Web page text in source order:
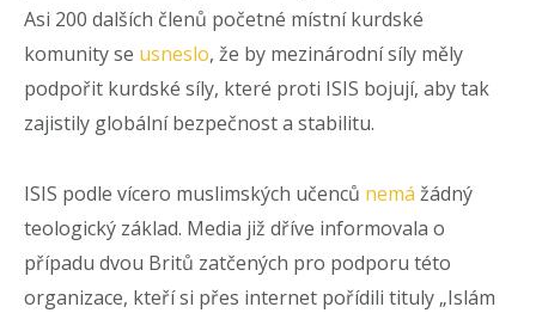
Asi 200 dalších členů početné místní kurdské
komunity se usneslo, že by mezinárodní síly měly
podpořit kurdské síly, které proti ISIS bojují, aby tak
zajistily globální bezpečnost a stabilitu.
ISIS podle vícero muslimských učenců nemá žádný
teologický základ. Media již dříve informovala o
případu dvou Britů zatčených pro podporu této
organizace, kteří si přes internet pořídili tituly „Islám